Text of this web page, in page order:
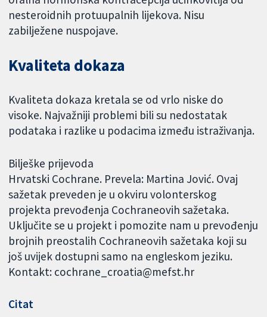
nesteroidnih protuupalnih lijekova. Nisu
zabilježene nuspojave.
Kvaliteta dokaza
Kvaliteta dokaza kretala se od vrlo niske do
visoke. Najvažniji problemi bili su nedostatak
podataka i razlike u podacima između istraživanja.
Bilješke prijevoda
Hrvatski Cochrane. Prevela: Martina Jović. Ovaj
sažetak preveden je u okviru volonterskog
projekta prevođenja Cochraneovih sažetaka.
Uključite se u projekt i pomozite nam u prevođenju
brojnih preostalih Cochraneovih sažetaka koji su
još uvijek dostupni samo na engleskom jeziku.
Kontakt: cochrane_croatia@mefst.hr
Citat